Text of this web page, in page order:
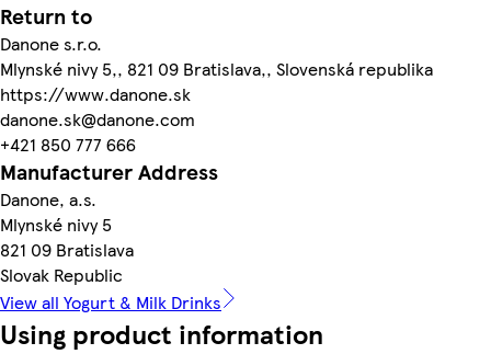
Return to
Danone s.r.o.
Mlynské nivy 5,, 821 09 Bratislava,, Slovenská republika
https://www.danone.sk
danone.sk@danone.com
+421 850 777 666
Manufacturer Address
Danone, a.s.
Mlynské nivy 5
821 09 Bratislava
Slovak Republic
View all Yogurt & Milk Drinks
Using product information